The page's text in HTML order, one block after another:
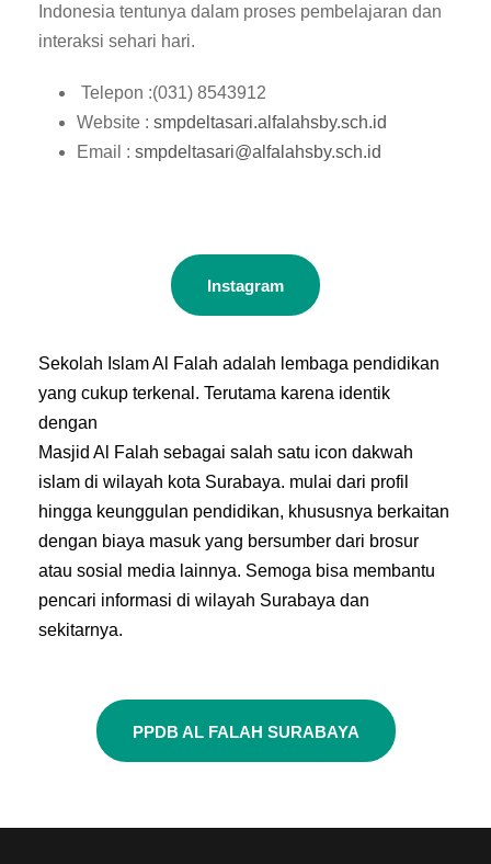
Indonesia tentunya dalam proses pembelajaran dan
interaksi sehari hari.
Telepon :(031) 8543912
Website : smpdeltasari.alfalahsby.sch.id
Email : smpdeltasari@alfalahsby.sch.id
Instagram
Sekolah Islam Al Falah adalah lembaga pendidikan
yang cukup terkenal. Terutama karena identik
dengan
Masjid Al Falah sebagai salah satu icon dakwah
islam di wilayah kota Surabaya. mulai dari profil
hingga keunggulan pendidikan, khususnya berkaitan
dengan biaya masuk yang bersumber dari brosur
atau sosial media lainnya. Semoga bisa membantu
pencari informasi di wilayah Surabaya dan
sekitarnya.
PPDB AL FALAH SURABAYA